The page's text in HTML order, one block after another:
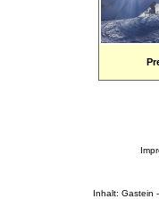
Inhalt: Gastein